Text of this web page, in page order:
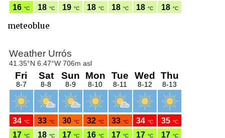
meteoblue